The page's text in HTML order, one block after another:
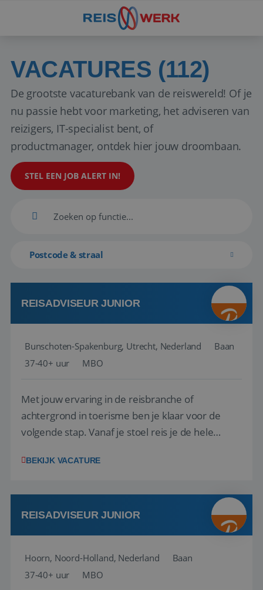
VACATURES (112)
De grootste vacaturebank van de reiswereld! Of je
nu passie hebt voor marketing, het adviseren van
reizigers, IT-specialist bent, of
productmanager, ontdek hier jouw droombaan.
STEL EEN JOB ALERT IN!
Postcode & straal
REISADVISEUR JUNIOR
Bunschoten-Spakenburg, Utrecht, Nederland
Baan
37-40+ uur
MBO
Met jouw ervaring in de reisbranche of
achtergrond in toerisme ben je klaar voor de
volgende stap. Vanaf je stoel reis je de hele
wensen van je team, je klant en wat er in de
klanten te overtuigen om die droomreis te
boeken! ...
BEKIJK VACATURE
REISADVISEUR JUNIOR
Hoorn, Noord-Holland, Nederland
Baan
37-40+ uur
MBO